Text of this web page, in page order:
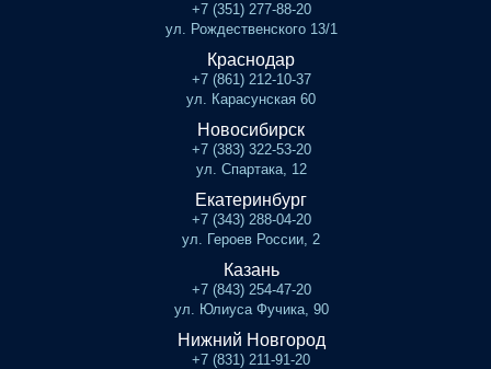
+7 (351) 277-88-20
ул. Рождественского 13/1
Краснодар
+7 (861) 212-10-37
ул. Карасунская 60
Новосибирск
+7 (383) 322-53-20
ул. Спартака, 12
Екатеринбург
+7 (343) 288-04-20
ул. Героев России, 2
Казань
+7 (843) 254-47-20
ул. Юлиуса Фучика, 90
Нижний Новгород
+7 (831) 211-91-20